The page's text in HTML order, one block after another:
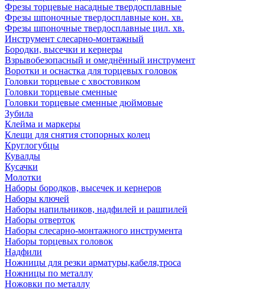
Фрезы торцевые насадные твердосплавные
Фрезы шпоночные твердосплавные кон. хв.
Фрезы шпоночные твердосплавные цил. хв.
Инструмент слесарно-монтажный
Бородки, высечки и кернеры
Взрывобезопасный и омеднённый инструмент
Воротки и оснаcтка для торцевых головок
Головки торцевые с хвостовиком
Головки торцевые сменные
Головки торцевые сменные дюймовые
Зубила
Клейма и маркеры
Клещи для снятия стопорных колец
Круглогубцы
Кувалды
Кусачки
Молотки
Наборы бородков, высечек и кернеров
Наборы ключей
Наборы напильников, надфилей и рашпилей
Наборы отверток
Наборы слесарно-монтажного инструмента
Наборы торцевых головок
Надфили
Ножницы для резки арматуры,кабеля,троса
Ножницы по металлу
Ножовки по металлу